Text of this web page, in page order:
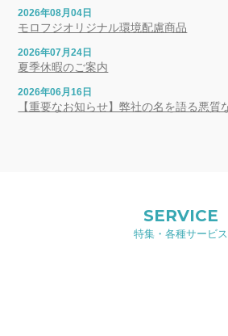
2026年08月04日
モロフジオリジナル環境配慮商品
2026年07月24日
夏季休暇のご案内
2026年06月16日
SERVICE
特集・各種サービス